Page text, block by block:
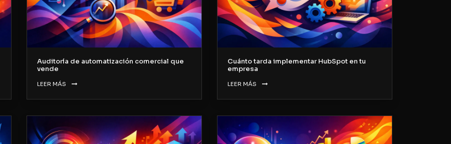
Auditoría de automatización comercial que
vende
LEER MÁS
Cuánto tarda implementar HubSpot en tu
empresa
LEER MÁS